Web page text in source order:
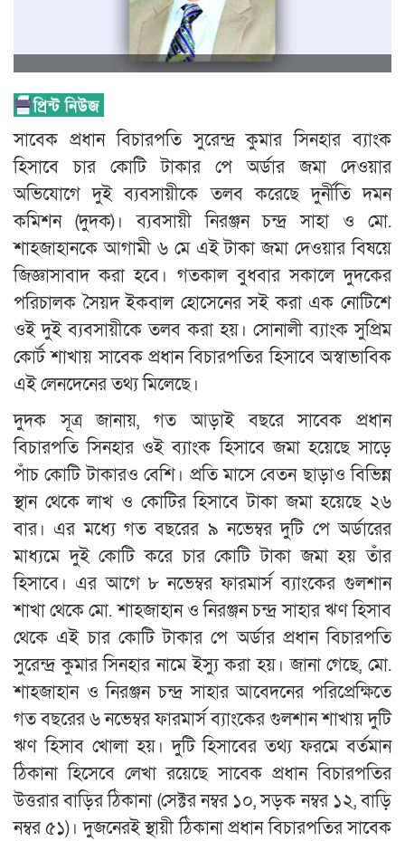
সাবেক প্রধান বিচারপতি সুরেন্দ্র কুমার সিনহার ব্যাংক
হিসাবে চার কোটি টাকার পে অর্ডার জমা দেওয়ার
অভিযোগে দুই ব্যবসায়ীকে তলব করেছে দুর্নীতি দমন
কমিশন (দুদক)। ব্যবসায়ী নিরঞ্জন চন্দ্র সাহা ও মো.
শাহজাহানকে আগামী ৬ মে এই টাকা জমা দেওয়ার বিষয়ে
জিজ্ঞাসাবাদ করা হবে। গতকাল বুধবার সকালে দুদকের
পরিচালক সৈয়দ ইকবাল হোসেনের সই করা এক নোটিশে
ওই দুই ব্যবসায়ীকে তলব করা হয়। সোনালী ব্যাংক সুপ্রিম
কোর্ট শাখায় সাবেক প্রধান বিচারপতির হিসাবে অস্বাভাবিক
এই লেনদেনের তথ্য মিলেছে।
দুদক সূত্র জানায়, গত আড়াই বছরে সাবেক প্রধান
বিচারপতি সিনহার ওই ব্যাংক হিসাবে জমা হয়েছে সাড়ে
পাঁচ কোটি টাকারও বেশি। প্রতি মাসে বেতন ছাড়াও বিভিন্ন
স্থান থেকে লাখ ও কোটির হিসাবে টাকা জমা হয়েছে ২৬
বার। এর মধ্যে গত বছরের ৯ নভেম্বর দুটি পে অর্ডারের
মাধ্যমে দুই কোটি করে চার কোটি টাকা জমা হয় তাঁর
হিসাবে। এর আগে ৮ নভেম্বর ফারমার্স ব্যাংকের গুলশান
শাখা থেকে মো. শাহজাহান ও নিরঞ্জন চন্দ্র সাহার ঋণ হিসাব
থেকে এই চার কোটি টাকার পে অর্ডার প্রধান বিচারপতি
সুরেন্দ্র কুমার সিনহার নামে ইস্যু করা হয়। জানা গেছে, মো.
শাহজাহান ও নিরঞ্জন চন্দ্র সাহার আবেদনের পরিপ্রেক্ষিতে
গত বছরের ৬ নভেম্বর ফারমার্স ব্যাংকের গুলশান শাখায় দুটি
ঋণ হিসাব খোলা হয়। দুটি হিসাবের তথ্য ফরমে বর্তমান
ঠিকানা হিসেবে লেখা রয়েছে সাবেক প্রধান বিচারপতির
উত্তরার বাড়ির ঠিকানা (সেক্টর নম্বর ১০, সড়ক নম্বর ১২, বাড়ি
নম্বর ৫১)। দুজনেরই স্থায়ী ঠিকানা প্রধান বিচারপতির সাবেক